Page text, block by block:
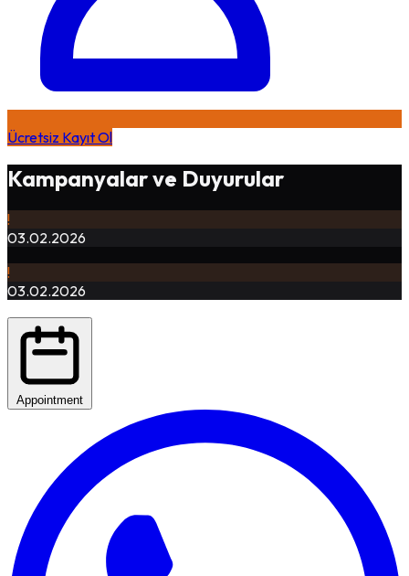
Ücretsiz Kayıt Ol
Kampanyalar ve Duyurular
!
03.02.2026
!
03.02.2026
Appointment